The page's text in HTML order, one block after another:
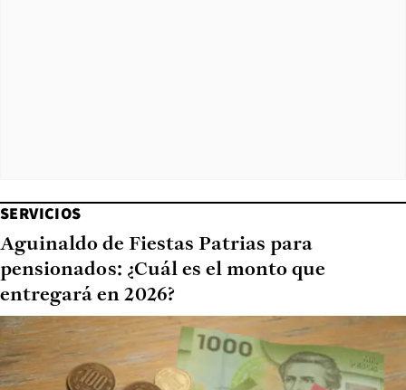
SERVICIOS
Aguinaldo de Fiestas Patrias para
pensionados: ¿Cuál es el monto que
entregará en 2026?